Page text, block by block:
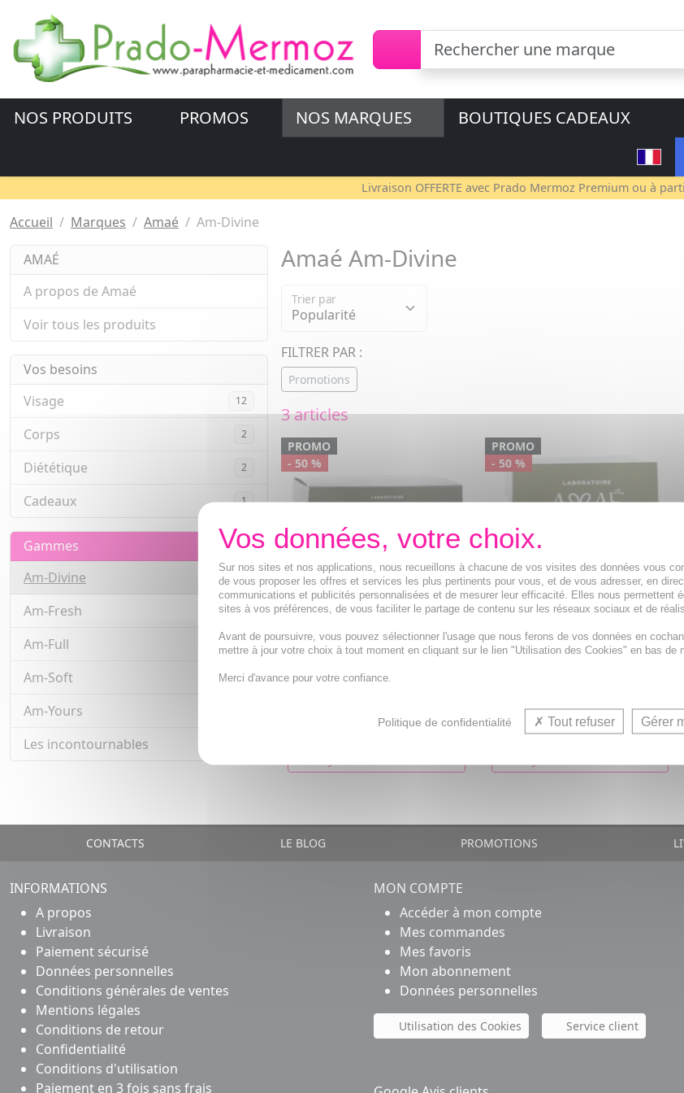
NOS PRODUITS PROMOS NOS MARQUES
BOUTIQUES CADEAUX
Livraison OFFERTE avec Prado Mermoz Premium ou à
Accueil Marques Amaé Am-Divine
AMAÉ
A propos de Amaé
Voir tous les produits
Vos besoins
Visage
12
Corps 2
Diététique 2
Cadeaux 1
Gammes
Am-Divine
3
Am-Fresh 3
Am-Full 2
Am-Soft 5
Am-Yours
Les incontournables
Amaé Am-Divine
Trier par
FILTRER PAR :
Promotions
3 articles
PROMO
- 50 %
AMAE Am-Divine - Crème
Exquise Repulpante Nuit pot
50ml
PROMO
- 50 %
AMAE Am-Divine - Crème
Exquise Repulpante Nuit
repulpée.
18,20€ 36,40€
CONTACTS LE BLOG PROMOTIONS
INFORMATIONS
A propos
Livraison
Paiement sécurisé
Données personnelles
Conditions générales de ventes
Mentions légales
Conditions de retour
Confidentialité
Conditions d'utilisation
Paiement en 3 fois sans frais
MON COMPTE
Accéder à mon compte
Mes commandes
Mes favoris
Mon abonnement
Données personnelles
Utilisation des Cookies Service client
Sur nos sites et nos applications, nous recueillons à chacune de vos visites des données vous
de vous proposer les offres et services les plus pertinents pour vous, et de vous adresser, en
communications et publicités personnalisées et de mesurer leur efficacité. Elles nous permettent
sites à vos préférences, de vous faciliter le partage de contenu sur les réseaux sociaux et de
Avant de poursuivre, vous pouvez sélectionner l'usage que nous ferons de vos données en
mettre à jour votre choix à tout moment en cliquant sur le lien "Utilisation des Cookies" en bas de
Merci d'avance pour votre confiance.
Politique de confidentialité Tout refuser Gérer